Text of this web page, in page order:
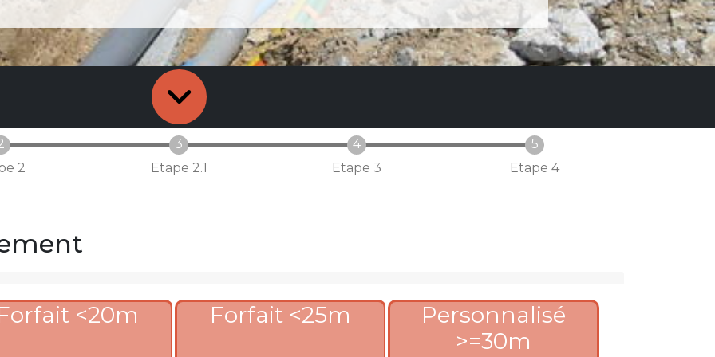
2 Etape 2.1 Etape 3 Etape 4
<20m Forfait <25m
Personnalisé
>=30m